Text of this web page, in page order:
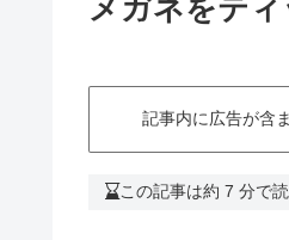
メガネをテ
記事内に広告が含
この記事は約 7 分で読